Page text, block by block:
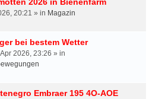
20:21 » in Magazin
bei bestem Wetter
2026, 23:26 » in
Embraer 195 4O-AOE